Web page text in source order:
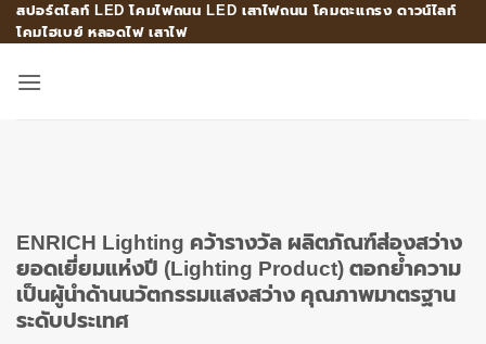
Skip
to
สปอร์ตไลท์ LED โคมไฟถนน LED เสาไฟถนน โคมตะแกรง ดาวน์ไลท์
โคมไฮเบย์ หลอดไฟ เสาไฟ
ENRICH Lighting คว้ารางวัล ผลิตภัณฑ์ส่องสว่าง
ยอดเยี่ยมแห่งปี (Lighting Product) ตอกย้ำความ
เป็นผู้นำด้านนวัตกรรมแสงสว่าง คุณภาพมาตรฐาน
ระดับประเทศ